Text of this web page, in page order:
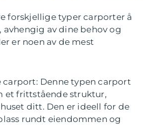
forskjellige typer carporter å
av dine behov og
er noen av de mest
carport: Denne typen carport
et frittstående struktur,
ditt. Den er ideell for de
rundt eiendommen og